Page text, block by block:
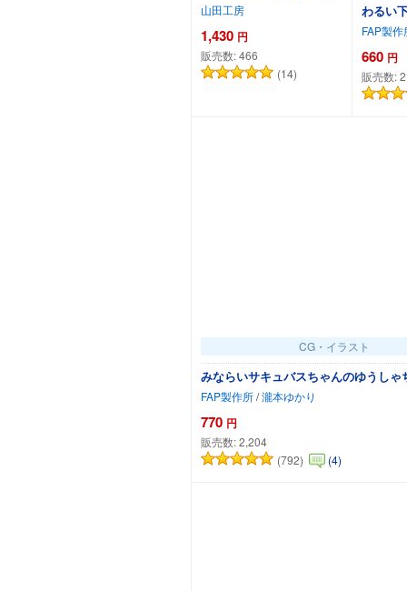
山田工房
1,430 円
販売数:466
(14)
わるい
FAP製作
660 円
販売数:
CG・イラスト
みならいサキュバスちゃんのゆうしゃ
FAP製作所/瀧本ゆかり
770 円
販売数:2,204
(792)
(4)
カートに追加